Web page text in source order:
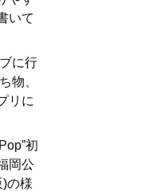
いて
に行
物、
リに
初
岡公
の様